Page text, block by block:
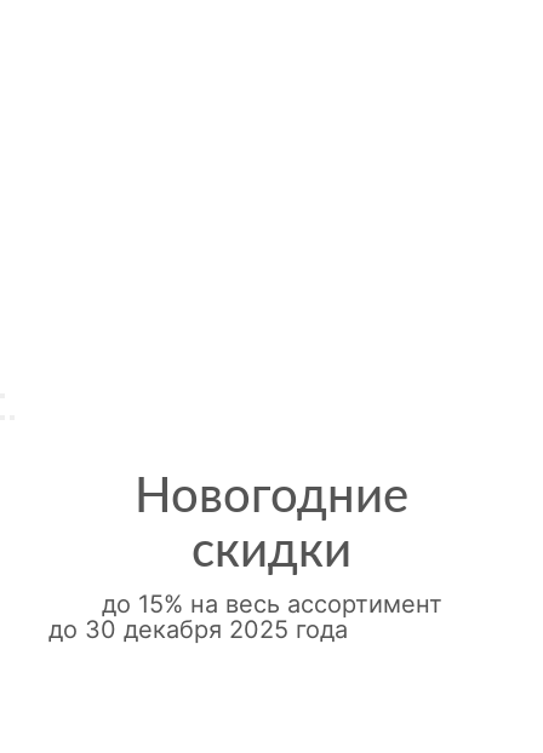
Новогодние
скидки
до 15% на весь ассортимент
до 30 декабря 2025 года